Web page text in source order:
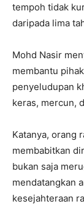
tempoh tidak
daripada lima
Mohd Nasir
membantu
penyeludupan
keras, mercun,
Katanya, orang
membabitkan
bukan saja
mendatangkan
kesejahteraan